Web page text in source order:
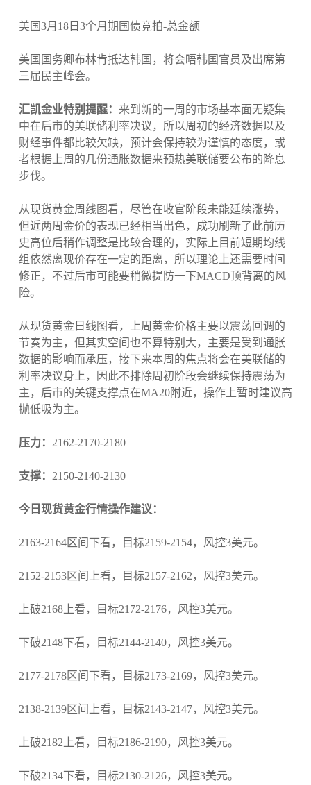
美国3月18日3个月期国债竞拍-总金额
美国国务卿布林肯抵达韩国，将会晤韩国官员及出席第
三届民主峰会。
汇凯金业特别提醒： 来到新的一周的市场基本面无疑集
中在后市的美联储利率决议，所以周初的经济数据以及
财经事件都比较欠缺，预计会保持较为谨慎的态度，或
者根据上周的几份通胀数据来预热美联储要公布的降息
步伐。
从现货黄金周线图看，尽管在收官阶段未能延续涨势，
但近两周金价的表现已经相当出色，成功刷新了此前历
史高位后稍作调整是比较合理的，实际上目前短期均线
组依然离现价存在一定的距离，所以理论上还需要时间
修正，不过后市可能要稍微提防一下MACD顶背离的风
险。
从现货黄金日线图看，上周黄金价格主要以震荡回调的
节奏为主，但其实空间也不算特别大，主要是受到通胀
数据的影响而承压，接下来本周的焦点将会在美联储的
利率决议身上，因此不排除周初阶段会继续保持震荡为
主，后市的关键支撑点在MA20附近，操作上暂时建议高
抛低吸为主。
压力： 2162-2170-2180
支撑： 2150-2140-2130
今日现货黄金行情操作建议：
2163-2164区间下看，目标2159-2154，风控3美元。
2152-2153区间上看，目标2157-2162，风控3美元。
上破2168上看，目标2172-2176，风控3美元。
下破2148下看，目标2144-2140，风控3美元。
2177-2178区间下看，目标2173-2169，风控3美元。
2138-2139区间上看，目标2143-2147，风控3美元。
上破2182上看，目标2186-2190，风控3美元。
下破2134下看，目标2130-2126，风控3美元。